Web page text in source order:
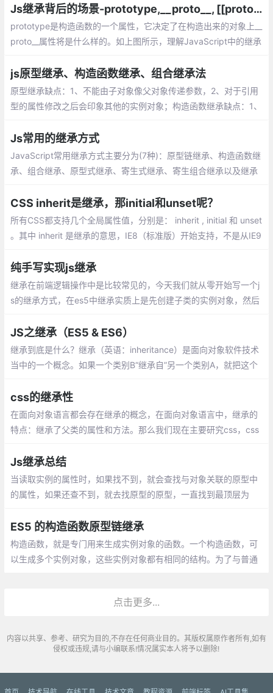
的属性都可以继承
Js继承背后的场景-prototype,__proto__, [[prototype]]
prototype是构造函数的一个属性，它决定了在构造出来的对象上__
proto__属性将是什么样的。如上图所示，理解JavaScript中的继承
js原型继承、构造函数继承、组合继承法
原型继承缺点：1、不能由子对象像父对象传递参数，2、对于引用
型的属性修改之后会印象其他的实例对象；构造函数继承缺点：1、
数，浪费内存。
Js常用的继承方式
JavaScript常用继承方式主要分为(7种)：原型链继承、构造函数继
承、组合继承、原型式继承、寄生式继承、寄生组合继承以及继承
CSS inherit是继承，那initial和unset呢？
所有CSS都支持几个全局属性值，分别是： inherit , initial 和 unset
。其中 inherit 是继承的意思，IE8（标准版）开始支持，不是从IE9
纯手写实现js继承
继承在前端逻辑操作中是比较常见的，今天我们就从零开始写一个j
s的继承方式，在es5中继承实质上是先创建子类的实例对象，然后
JS之继承（ES5 & ES6）
继承到底是什么？继承（英语：inheritance）是面向对象软件技术
当中的一个概念。如果一个类别B“继承自”另一个类别A，就把这个
继承可以使得子类具有父类别的各种属性和方法
css的继承性
在面向对象语言都会存在继承的概念，在面向对象语言中，继承的
特点：继承了父类的属性和方法。那么我们现在主要研究css，css
Js继承总结
当读取实例的属性时，如果找不到，就会查找与对象关联的原型中
的属性，如果还查不到，就去找原型的原型，一直找到最顶层为
了.
ES5 的构造函数原型链继承
构造函数，就是专门用来生成实例对象的函数。一个构造函数，可
以生成多个实例对象，这些实例对象都有相同的结构。为了与普通
点击更多...
内容以共享、参考、研究为目的,不存在任何商业目的。其版权属原作者所有,如有
侵权或违规,请与小编联系!情况属实本人将予以删除!